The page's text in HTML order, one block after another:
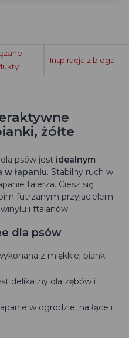
Inspiracja z bloga
żółte
psów jest idealnym
łapaniu. Stabilny ruch w
talerza. Ciesz się
futrzanym przyjacielem.
i ftalanów.
dla psów
z miękkiej pianki
delikatny dla zębów i
w ogrodzie, na łące i